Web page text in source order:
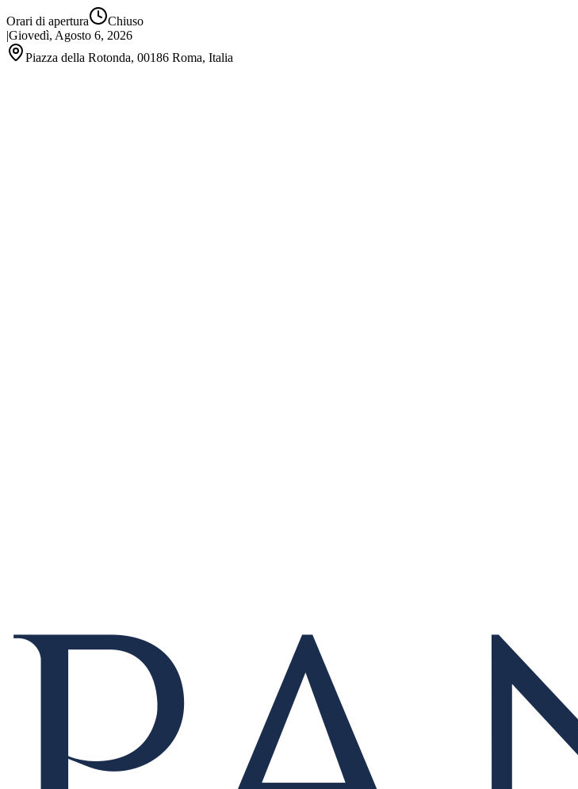
Orari di apertura
Chiuso
|Giovedì, Agosto 6, 2026
Piazza della Rotonda, 00186 Roma, Italia